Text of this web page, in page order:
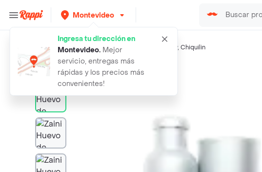
Montevideo
Ingresa tu dirección en
Montevideo. Mejor
servicio, entregas más
rápidas y los precios más
convenientes!
Búsquedas relacionadas:Chocolates, , Chiquilin
Rappi zaini huevo de chocolate hello kitt